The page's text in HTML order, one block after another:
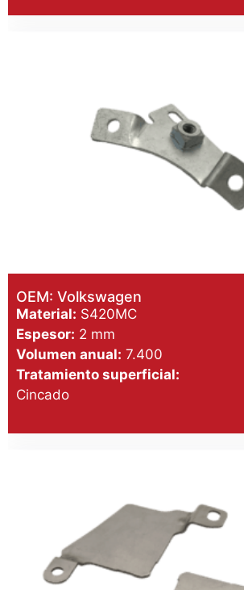
OEM: Volkswagen
Material: S420MC
Espesor: 2 mm
Volumen anual: 7.400
Tratamiento superficial:
Cincado